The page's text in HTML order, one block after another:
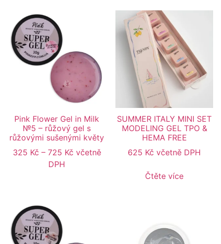
Pink Flower Gel in Milk
№5 – růžový gel s
růžovými sušenými květy
325 Kč – 725 Kč včetně
DPH
SUMMER ITALY MINI SET
MODELING GEL TPO &
HEMA FREE
625 Kč včetně DPH
Čtěte více